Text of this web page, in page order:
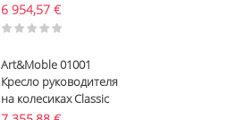
6 954,57 €
Art&Moble 01001
Кресло руководителя
на колесиках Classic